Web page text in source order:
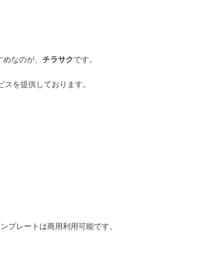
なのが、 チラサクです。
を提供しております。
レートは商用利用可能です。